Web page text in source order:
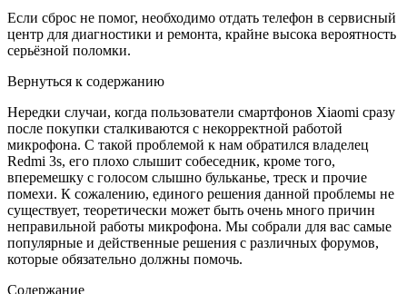
Если сброс не помог, необходимо отдать телефон в сервисный
центр для диагностики и ремонта, крайне высока вероятность
серьёзной поломки.
Вернуться к содержанию
Нередки случаи, когда пользователи смартфонов Xiaomi сразу
после покупки сталкиваются с некорректной работой
микрофона. С такой проблемой к нам обратился владелец
Redmi 3s, его плохо слышит собеседник, кроме того,
вперемешку с голосом слышно бульканье, треск и прочие
помехи. К сожалению, единого решения данной проблемы не
существует, теоретически может быть очень много причин
неправильной работы микрофона. Мы собрали для вас самые
популярные и действенные решения с различных форумов,
которые обязательно должны помочь.
Содержание